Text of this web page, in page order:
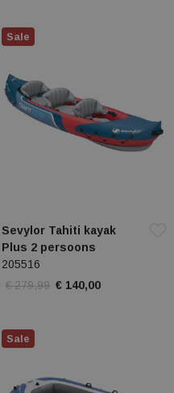
Sevylor Tahiti kayak
Plus 2 persoons
205516
€ 279,99 € 140,00
Sale
Sale